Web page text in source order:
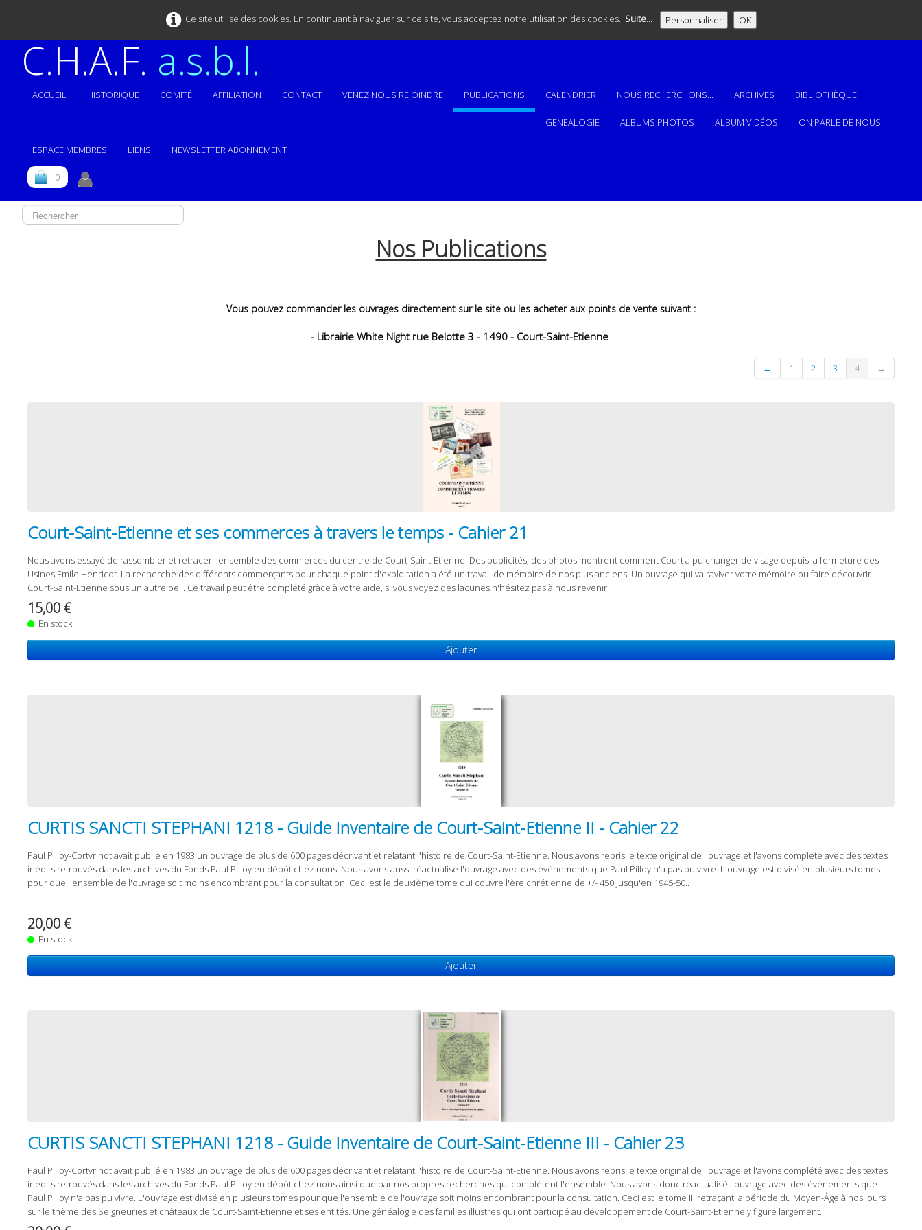
Ce site utilise des cookies. En continuant à naviguer sur ce site, vous acceptez notre utilisation des cookies. Suite... Personnaliser OK
C.H.A.F. a.s.b.l.
ACCUEIL HISTORIQUE COMITÉ AFFILIATION CONTACT VENEZ NOUS REJOINDRE PUBLICATIONS CALENDRIER NOUS RECHERCHONS... ARCHIVES BIBLIOTHÈQUE
GENEALOGIE ALBUMS PHOTOS ALBUM VIDÉOS ON PARLE DE NOUS
ESPACE MEMBRES LIENS NEWSLETTER ABONNEMENT
0
Nos Publications
Vous pouvez commander les ouvrages directement sur le site ou les acheter aux points de vente suivant :
- Librairie White Night rue Belotte 3 - 1490 - Court-Saint-Etienne
← 1 2 3 4 →
Court-Saint-Etienne et ses commerces à travers le temps - Cahier 21
Nous avons essayé de rassembler et retracer l'ensemble des commerces du centre de Court-Saint-Etienne. Des publicités, des photos montrent comment Court a pu changer de visage depuis la fermeture des
Usines Emile Henricot. La recherche des différents commerçants pour chaque point d'exploitation a été un travail de mémoire de nos plus anciens. Un ouvrage qui va raviver votre mémoire ou faire découvrir
Court-Saint-Etienne sous un autre oeil. Ce travail peut être complété grâce à votre aide, si vous voyez des lacunes n'hésitez pas à nous revenir.
15,00 €
En stock
Ajouter
CURTIS SANCTI STEPHANI 1218 - Guide Inventaire de Court-Saint-Etienne II - Cahier 22
Paul Pilloy-Cortvrindt avait publié en 1983 un ouvrage de plus de 600 pages décrivant et relatant l'histoire de Court-Saint-Etienne. Nous avons repris le texte original de l'ouvrage et l'avons complété avec des textes
inédits retrouvés dans les archives du Fonds Paul Pilloy en dépôt chez nous. Nous avons aussi réactualisé l'ouvrage avec des événements que Paul Pilloy n'a pas pu vivre. L'ouvrage est divisé en plusieurs tomes
pour que l'ensemble de l'ouvrage soit moins encombrant pour la consultation. Ceci est le deuxième tome qui couvre l'ère chrétienne de +/- 450 jusqu'en 1945-50..
20,00 €
En stock
Ajouter
CURTIS SANCTI STEPHANI 1218 - Guide Inventaire de Court-Saint-Etienne III - Cahier 23
Paul Pilloy-Cortvrindt avait publié en 1983 un ouvrage de plus de 600 pages décrivant et relatant l'histoire de Court-Saint-Etienne. Nous avons repris le texte original de l'ouvrage et l'avons complété avec des textes
inédits retrouvés dans les archives du Fonds Paul Pilloy en dépôt chez nous ainsi que par nos propres recherches qui complètent l'ensemble. Nous avons donc réactualisé l'ouvrage avec des événements que
Paul Pilloy n'a pas pu vivre. L'ouvrage est divisé en plusieurs tomes pour que l'ensemble de l'ouvrage soit moins encombrant pour la consultation. Ceci est le tome III retraçant la période du Moyen-Âge à nos jours
sur le thème des Seigneuries et châteaux de Court-Saint-Etienne et ses entités. Une généalogie des familles illustres qui ont participé au développement de Court-Saint-Etienne y figure largement.